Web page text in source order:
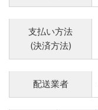
支払い方法
(決済方法)
配送業者